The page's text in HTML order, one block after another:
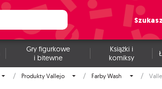
Gry figurkowe
i bitewne
Książki i
komiksy
Produkty Vallejo Farby Wash